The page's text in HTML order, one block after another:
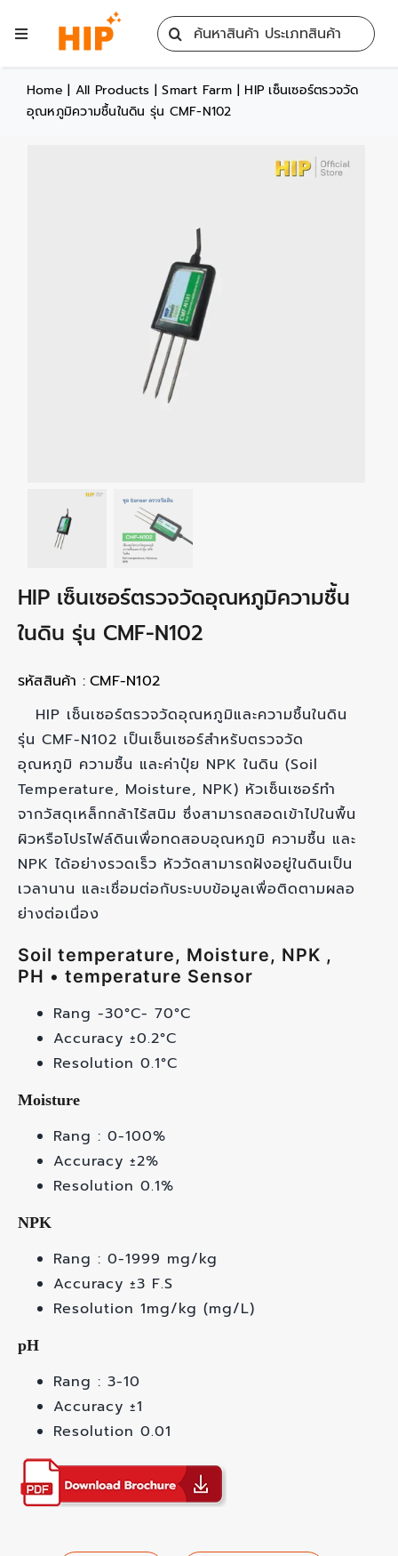
Toggle
Home
Search
for:
Home | All Products |Smart Farm |HIP เซ็นเซอร์ตรวจวัด
อุณหภูมิความชื้นในดิน รุ่น CMF-N102
HIP เซ็นเซอร์ตรวจวัดอุณหภูมิความชื้น
ในดิน รุ่น CMF-N102
รหัสสินค้า : CMF-N102
HIP เซ็นเซอร์ตรวจวัดอุณหภูมิและความชื้นในดิน
รุ่น CMF-N102 เป็นเซ็นเซอร์สำหรับตรวจวัด
อุณหภูมิ ความชื้น และค่าปุ๋ย NPK ในดิน (Soil
Temperature, Moisture, NPK) หัวเซ็นเซอร์ทำ
จากวัสดุเหล็กกล้าไร้สนิม ซึ่งสามารถสอดเข้าไปในพื้น
ผิวหรือโปรไฟล์ดินเพื่อทดสอบอุณหภูมิ ความชื้น และ
NPK ได้อย่างรวดเร็ว หัววัดสามารถฝังอยู่ในดินเป็น
เวลานาน และเชื่อมต่อกับระบบข้อมูลเพื่อติดตามผลอ
ย่างต่อเนื่อง
Soil temperature, Moisture, NPK ,
PH • temperature Sensor
Rang -30°C- 70°C
Accuracy ±0.2°C
Resolution 0.1°C
Moisture
Rang : 0-100%
Accuracy ±2%
Resolution 0.1%
NPK
Rang : 0-1999 mg/kg
Accuracy ±3 F.S
Resolution 1mg/kg (mg/L)
pH
Rang : 3-10
Accuracy ±1
Resolution 0.01